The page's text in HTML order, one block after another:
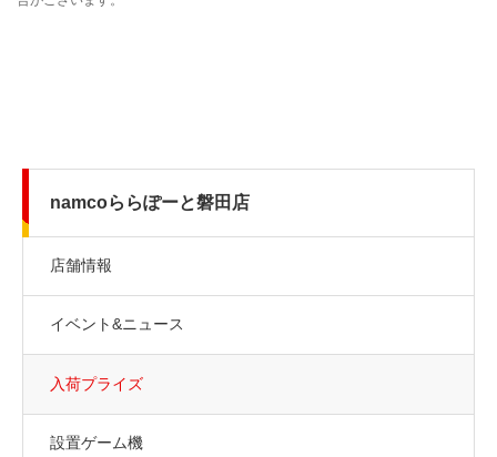
namcoららぽーと磐田店
店舗情報
イベント&ニュース
入荷プライズ
設置ゲーム機